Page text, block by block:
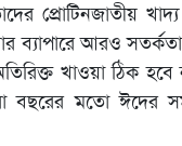
প্রোটিনজাতীয়
ব্যাপারে আরও
খাওয়া ঠিক হবে
বছরের মতো ঈদের